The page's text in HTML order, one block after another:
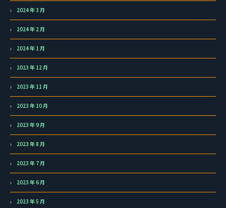
2024 年 3 月
2024 年 2 月
2024 年 1 月
2023 年 12 月
2023 年 11 月
2023 年 10 月
2023 年 9 月
2023 年 8 月
2023 年 7 月
2023 年 6 月
2023 年 5 月